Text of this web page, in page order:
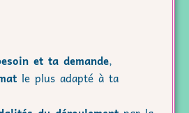
et ta demande,
le plus adapté à ta